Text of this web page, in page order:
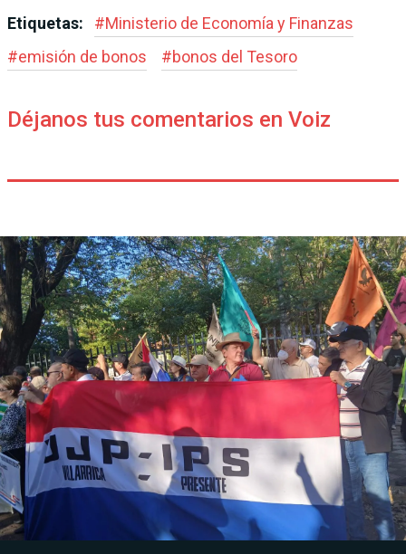
Etiquetas: #Ministerio de Economía y Finanzas
#emisión de bonos #bonos del Tesoro
Déjanos tus comentarios en Voiz